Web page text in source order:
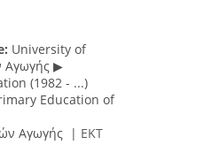
University of
Αγωγής ▶
(1982 - ...)
Education of
Αγωγής | ΕΚΤ